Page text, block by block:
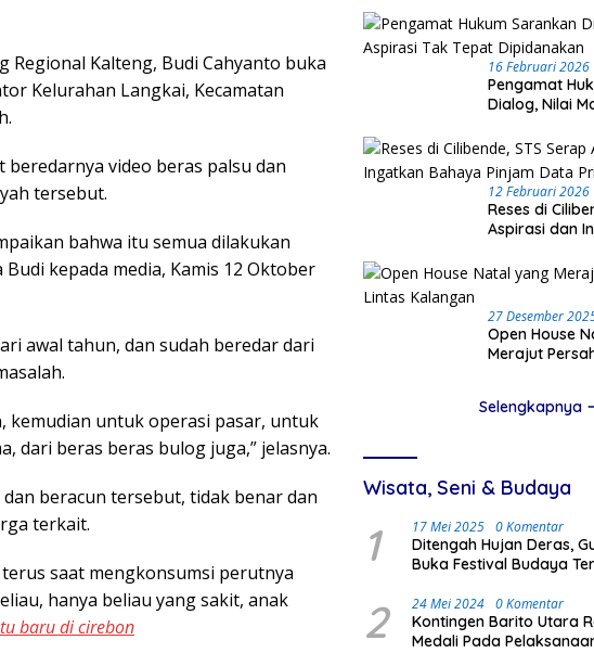
Kalteng, Budi Cahyanto buka
Kelurahan Langkai, Kecamatan
video beras palsu dan
tersebut.
bahwa itu semua dilakukan
kepada media, Kamis 12 Oktober
awal tahun, dan sudah beredar dari
kemudian untuk operasi pasar, untuk
dari beras beras bulog juga,” jelasnya.
beracun tersebut, tidak benar dan
terkait.
saat mengkonsumsi perutnya
hanya beliau yang sakit, anak
baru di cirebon
16 Februari 2026
Pengamat
Dialog, Nilai
12 Februari 2026
Reses di
Aspirasi dan
27 Desember
Open House
Merajut
Selengkapnya
Wisata, Seni & Budaya
1 17 Mei 2025 0 Komentar
Ditengah Hujan Deras,
Buka Festival Budaya
2 24 Mei 2024 0 Komentar
Kontingen Barito Utara
Medali Pada